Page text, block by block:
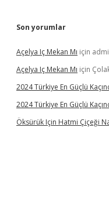
Son yorumlar
Açelya Iç Mekan Mı için
Açelya Iç Mekan Mı için
2024 Türkiye En Güçlü
2024 Türkiye En Güçlü
Öksürük Için Hatmi Çiçeği